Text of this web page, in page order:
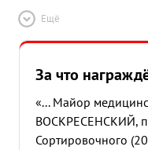
Ещё
За что
«... Майор
ВОСКРЕСЕНСКИЙ,
Сортировочного